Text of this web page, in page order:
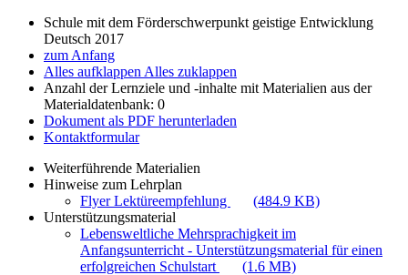
Schule mit dem Förderschwerpunkt geistige Entwicklung
Deutsch 2017
zum Anfang
Alles aufklappen Alles zuklappen
Anzahl der Lernziele und -inhalte mit Materialien aus der
Materialdatenbank: 0
Dokument als PDF herunterladen
Kontaktformular
Weiterführende Materialien
Hinweise zum Lehrplan
Flyer Lektüreempfehlung
(484.9 KB)
Unterstützungsmaterial
Lebensweltliche Mehrsprachigkeit im
Anfangsunterricht - Unterstützungsmaterial für einen
erfolgreichen Schulstart
(1.6 MB)